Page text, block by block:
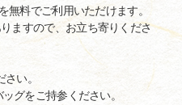
無料でご利用いただけます。
ますので、お立ち寄りくださ
い。
グをご持参ください。